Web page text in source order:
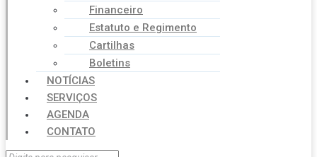
Financeiro
Estatuto e Regimento
Cartilhas
Boletins
NOTÍCIAS
SERVIÇOS
AGENDA
CONTATO